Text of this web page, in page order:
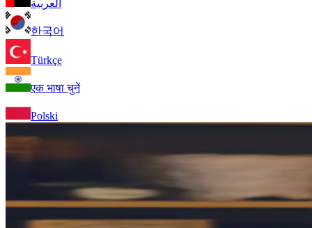
العربية
한국어
Türkçe
एक भाषा चुनें
Polski